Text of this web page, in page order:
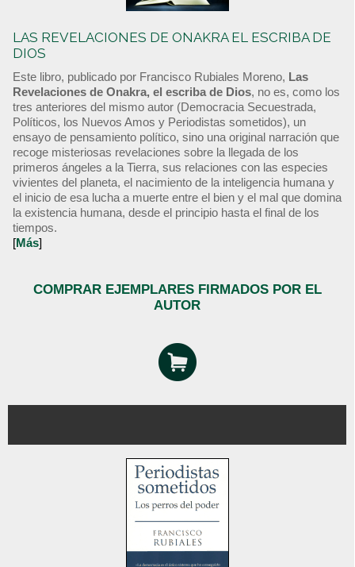
LAS REVELACIONES DE ONAKRA EL ESCRIBA DE
DIOS
Este libro, publicado por Francisco Rubiales Moreno, Las
Revelaciones de Onakra, el escriba de Dios, no es, como los
tres anteriores del mismo autor (Democracia Secuestrada,
Políticos, los Nuevos Amos y Periodistas sometidos), un
ensayo de pensamiento político, sino una original narración que
recoge misteriosas revelaciones sobre la llegada de los
primeros ángeles a la Tierra, sus relaciones con las especies
vivientes del planeta, el nacimiento de la inteligencia humana y
el inicio de esa lucha a muerte entre el bien y el mal que domina
la existencia humana, desde el principio hasta el final de los
tiempos.
[Más]
COMPRAR EJEMPLARES FIRMADOS POR EL
AUTOR